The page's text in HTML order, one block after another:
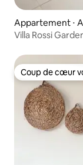
Appartement ⋅
Villa Rossi
Coup de cœur
Coup de cœur